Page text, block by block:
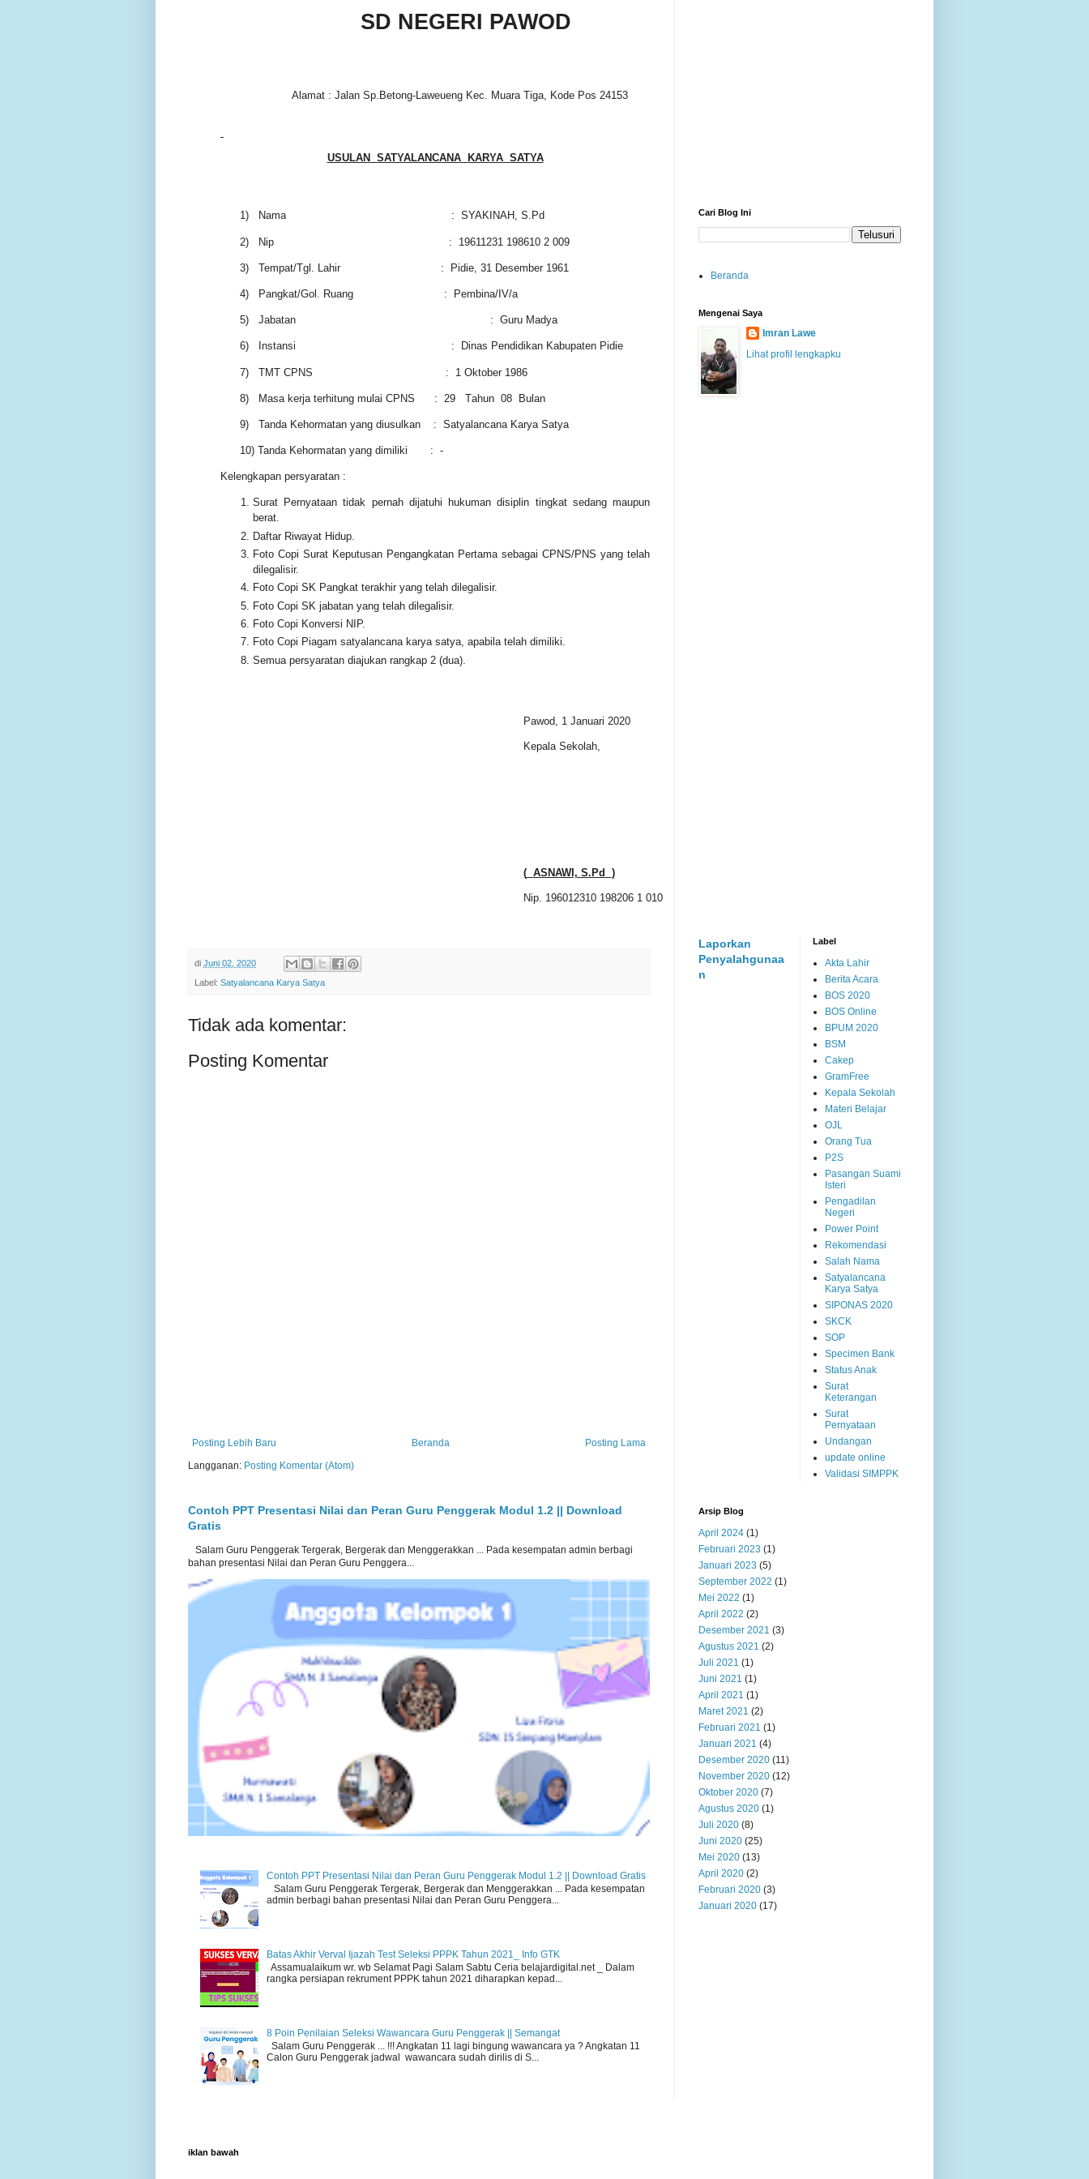
SD NEGERI PAWOD
Alamat : Jalan Sp.Betong-Laweueng Kec. Muara Tiga, Kode Pos 24153
USULAN SATYALANCANA KARYA SATYA
1) Nama : SYAKINAH, S.Pd
2) Nip : 19611231 198610 2 009
3) Tempat/Tgl. Lahir : Pidie, 31 Desember 1961
4) Pangkat/Gol. Ruang : Pembina/IV/a
5) Jabatan : Guru Madya
6) Instansi : Dinas Pendidikan Kabupaten Pidie
7) TMT CPNS : 1 Oktober 1986
8) Masa kerja terhitung mulai CPNS : 29 Tahun 08 Bulan
9) Tanda Kehormatan yang diusulkan : Satyalancana Karya Satya
10) Tanda Kehormatan yang dimiliki : -
Kelengkapan persyaratan :
Surat Pernyataan tidak pernah dijatuhi hukuman disiplin tingkat sedang maupun
berat.
Daftar Riwayat Hidup.
Foto Copi Surat Keputusan Pengangkatan Pertama sebagai CPNS/PNS yang telah
dilegalisir.
Foto Copi SK Pangkat terakhir yang telah dilegalisir.
Foto Copi SK jabatan yang telah dilegalisir.
Foto Copi Konversi NIP.
Foto Copi Piagam satyalancana karya satya, apabila telah dimiliki.
Semua persyaratan diajukan rangkap 2 (dua).
Pawod, 1 Januari 2020
Kepala Sekolah,
( ASNAWI, S.Pd )
Nip. 196012310 198206 1 010
di Juni 02, 2020
Label: Satyalancana Karya Satya
Tidak ada komentar:
Posting Komentar
Posting Lebih Baru Posting Lama
Beranda
Langganan: Posting Komentar (Atom)
Contoh PPT Presentasi Nilai dan Peran Guru Penggerak Modul 1.2 || Download
Gratis
Salam Guru Penggerak Tergerak, Bergerak dan Menggerakkan ... Pada kesempatan admin berbagi
bahan presentasi Nilai dan Peran Guru Penggera...
Contoh PPT Presentasi Nilai dan Peran Guru Penggerak Modul 1.2 || Download Gratis
Salam Guru Penggerak Tergerak, Bergerak dan Menggerakkan ... Pada kesempatan
admin berbagi bahan presentasi Nilai dan Peran Guru Penggera...
Batas Akhir Verval Ijazah Test Seleksi PPPK Tahun 2021_ Info GTK
Assamualaikum wr. wb Selamat Pagi Salam Sabtu Ceria belajardigital.net _ Dalam
rangka persiapan rekrument PPPK tahun 2021 diharapkan kepad...
8 Poin Penilaian Seleksi Wawancara Guru Penggerak || Semangat
Salam Guru Penggerak ... !!! Angkatan 11 lagi bingung wawancara ya ? Angkatan 11
Calon Guru Penggerak jadwal wawancara sudah dirilis di S...
Cari Blog Ini
Beranda
Mengenai Saya
Imran Lawe
Lihat profil lengkapku
Laporkan
Penyalahgunaa
n
Label
Akta Lahir
Berita Acara
BOS 2020
BOS Online
BPUM 2020
BSM
Cakep
GramFree
Kepala Sekolah
Materi Belajar
OJL
Orang Tua
P2S
Pasangan Suami
Isteri
Pengadilan
Negeri
Power Point
Rekomendasi
Salah Nama
Satyalancana
Karya Satya
SIPONAS 2020
SKCK
SOP
Specimen Bank
Status Anak
Surat
Keterangan
Surat
Pernyataan
Undangan
update online
Validasi SIMPPK
Arsip Blog
April 2024 (1)
Februari 2023 (1)
Januari 2023 (5)
September 2022 (1)
Mei 2022 (1)
April 2022 (2)
Desember 2021 (3)
Agustus 2021 (2)
Juli 2021 (1)
Juni 2021 (1)
April 2021 (1)
Maret 2021 (2)
Februari 2021 (1)
Januari 2021 (4)
Desember 2020 (11)
November 2020 (12)
Oktober 2020 (7)
Agustus 2020 (1)
Juli 2020 (8)
Juni 2020 (25)
Mei 2020 (13)
April 2020 (2)
Februari 2020 (3)
Januari 2020 (17)
iklan bawah